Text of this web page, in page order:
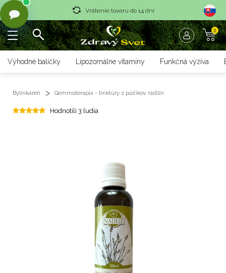
Vrátenie tovaru do 14 dní
Rýchle dodanie <36 hod
Rýchle dodanie <36 hod
0
Výhodné balíčky Lipozomálne vitamíny Funkčná výživa
Bylinkáreň Gemmoterapia - tinktúry z púčikov rastlín
Hodnotili 3 ľudia